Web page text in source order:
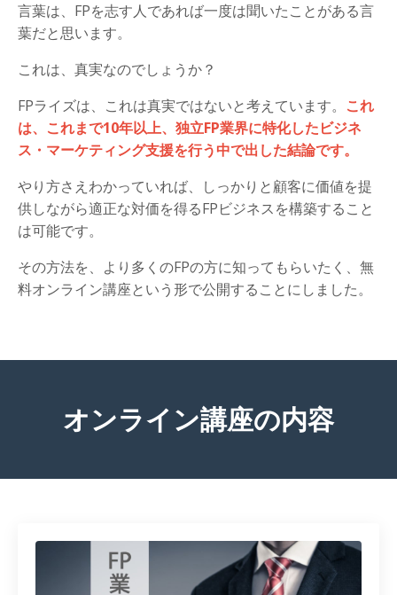
言葉は、FPを志す人であれば一度は聞いたことがある言
葉だと思います。
これは、真実なのでしょうか？
FPライズは、これは真実ではないと考えています。 これ
は、これまで10年以上、独立FP業界に特化したビジネ
ス・マーケティング支援を行う中で出した結論です。
やり方さえわかっていれば、しっかりと顧客に価値を提
供しながら適正な対価を得るFPビジネスを構築すること
は可能です。
その方法を、より多くのFPの方に知ってもらいたく、無
料オンライン講座という形で公開することにしました。
オンライン講座の内容